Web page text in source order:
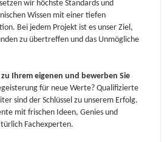
wir höchste Standards und
Wissen mit einer tiefen
Bei jedem Projekt ist es unser Ziel,
zu übertreffen und das Unmögliche
zu Ihrem eigenen und bewerben Sie
für neue Werte? Qualifizierte
sind der Schlüssel zu unserem Erfolg.
mit frischen Ideen, Genies und
Fachexperten.